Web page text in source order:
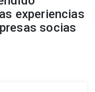
experiencias
socias